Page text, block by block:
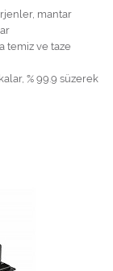
mantar
temiz ve taze
% 99.9 süzerek